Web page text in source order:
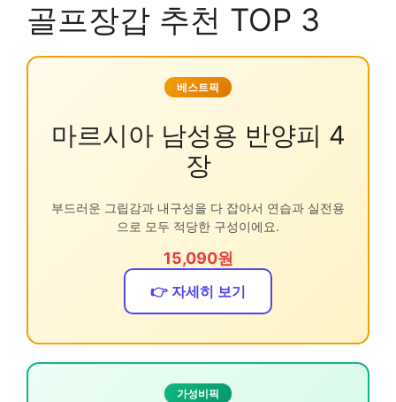
골프장갑 추천 TOP 3
베스트픽
마르시아 남성용 반양피 4
장
부드러운 그립감과 내구성을 다 잡아서 연습과 실전용
으로 모두 적당한 구성이에요.
15,090원
👉 자세히 보기
가성비픽